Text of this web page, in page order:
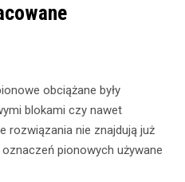
obciążane były
blokami czy nawet
rozwiązania nie znajdują już
pionowych używane